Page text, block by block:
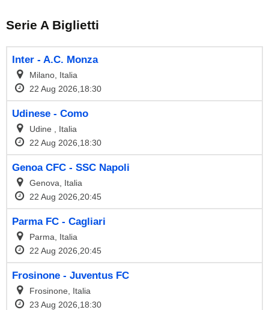
Serie A Biglietti
Inter - A.C. Monza
Milano, Italia
22 Aug 2026,18:30
Udinese - Como
Udine , Italia
22 Aug 2026,18:30
Genoa CFC - SSC Napoli
Genova, Italia
22 Aug 2026,20:45
Parma FC - Cagliari
Parma, Italia
22 Aug 2026,20:45
Frosinone - Juventus FC
Frosinone, Italia
23 Aug 2026,18:30